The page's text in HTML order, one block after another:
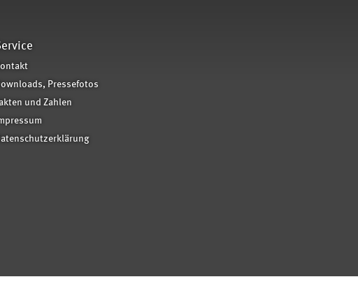
Pressefotos
und Zahlen